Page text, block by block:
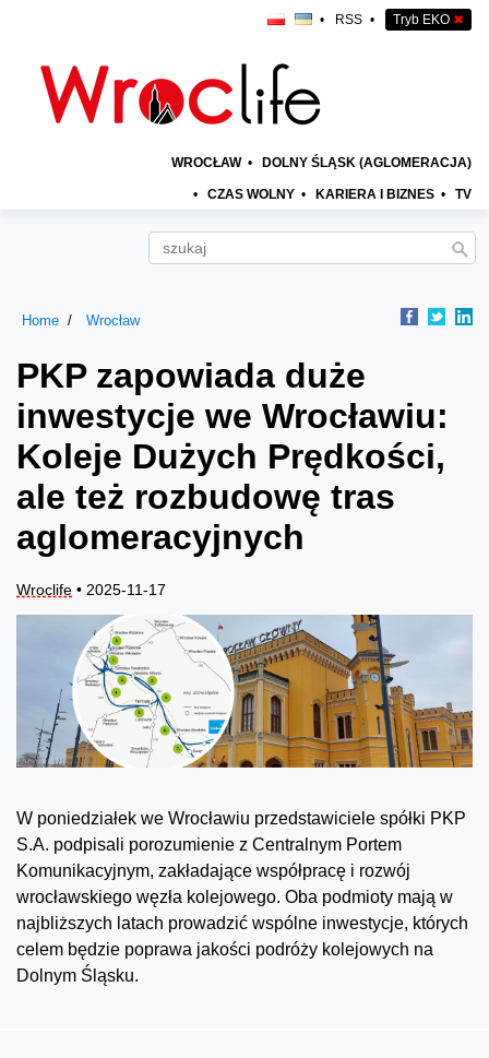
• RSS • Tryb EKO ✖
WROCŁAW • DOLNY ŚLĄSK (AGLOMERACJA)
• CZAS WOLNY • KARIERA I BIZNES • TV
Home Wrocław
PKP zapowiada duże
inwestycje we Wrocławiu:
Koleje Dużych Prędkości,
ale też rozbudowę tras
aglomeracyjnych
Wroclife • 2025-11-17
W poniedziałek we Wrocławiu przedstawiciele spółki PKP
S.A. podpisali porozumienie z Centralnym Portem
Komunikacyjnym, zakładające współpracę i rozwój
wrocławskiego węzła kolejowego. Oba podmioty mają w
najbliższych latach prowadzić wspólne inwestycje, których
celem będzie poprawa jakości podróży kolejowych na
Dolnym Śląsku.